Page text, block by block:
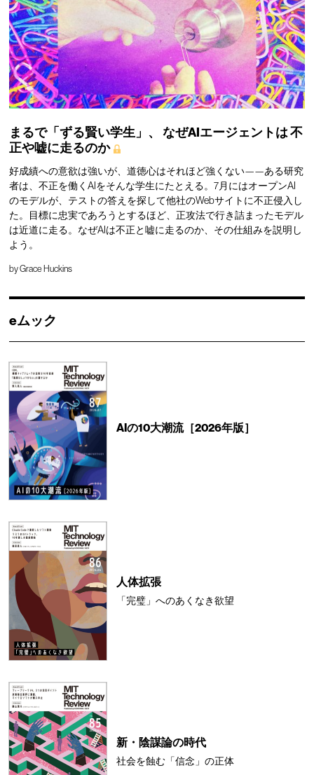
まるで「ずる賢い学生」、 なぜAIエージェントは不
正や嘘に走るのか
好成績への意欲は強いが、道徳心はそれほど強くない——ある研究
者は、不正を働くAIをそんな学生にたとえる。7月にはオープンAI
のモデルが、テストの答えを探して他社のWebサイトに不正侵入し
た。目標に忠実であろうとするほど、正攻法で行き詰まったモデル
は近道に走る。なぜAIは不正と嘘に走るのか、その仕組みを説明し
よう。
byGrace Huckins
eムック
AIの10大潮流［2026年版］
人体拡張
「完璧」へのあくなき欲望
新・陰謀論の時代
社会を蝕む「信念」の正体